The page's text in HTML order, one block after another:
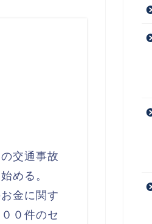
交通事故
める。
金に関す
０件のセ